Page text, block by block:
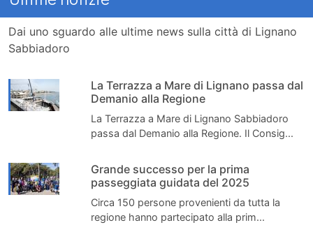
Dai uno sguardo alle ultime news sulla città di Lignano
Sabbiadoro
La Terrazza a Mare di Lignano passa dal
Demanio alla Regione
La Terrazza a Mare di Lignano Sabbiadoro
passa dal Demanio alla Regione. Il Consig...
Grande successo per la prima
passeggiata guidata del 2025
Circa 150 persone provenienti da tutta la
regione hanno partecipato alla prim...